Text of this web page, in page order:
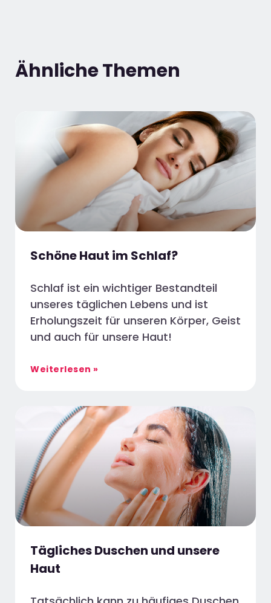
Ähnliche Themen
Schöne Haut im Schlaf?
Schlaf ist ein wichtiger Bestandteil
unseres täglichen Lebens und ist
Erholungszeit für unseren Körper, Geist
und auch für unsere Haut!
Weiterlesen »
Tägliches Duschen und unsere
Haut